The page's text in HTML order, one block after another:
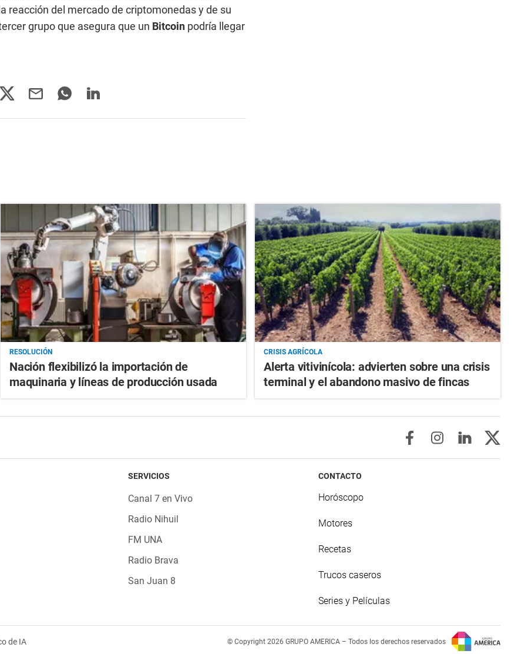
reacción del mercado de criptomonedas y de su
grupo que asegura que un Bitcoin podría llegar
RESOLUCIÓN
Nación flexibilizó la importación de
maquinaria y líneas de producción usada
CRISIS AGRÍCOLA
Alerta vitivinícola: advierten sobre una crisis
terminal y el abandono masivo de fincas
SERVICIOS
Canal 7 en Vivo
Radio Nihuil
FM UNA
Radio Brava
San Juan 8
CONTACTO
Horóscopo
Motores
Recetas
Trucos caseros
Series y Películas
de IA © Copyright 2026 GRUPO AMERICA – Todos los derechos reservados